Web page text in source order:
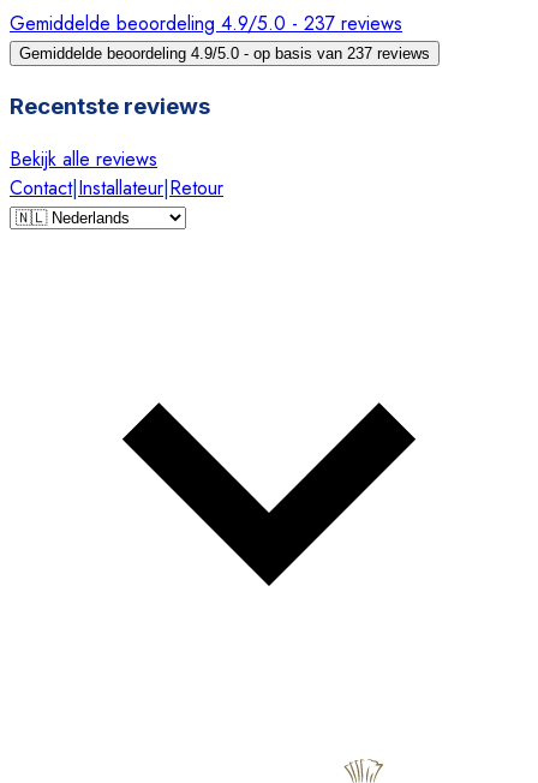
Gemiddelde beoordeling 4.9/5.0 - 237 reviews
Gemiddelde beoordeling 4.9/5.0 - op basis van 237 reviews
Recentste reviews
Bekijk alle reviews
Contact|Installateur|Retour